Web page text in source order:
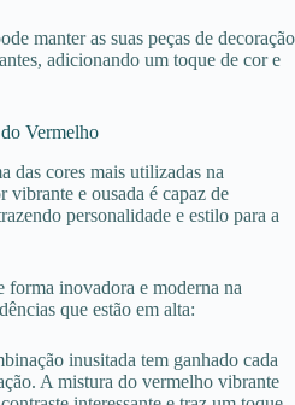
manter as suas peças de decoração
adicionando um toque de cor e
Vermelho
das cores mais utilizadas na
vibrante e ousada é capaz de
personalidade e estilo para a
inovadora e moderna na
que estão em alta:
inusitada tem ganhado cada
A mistura do vermelho vibrante